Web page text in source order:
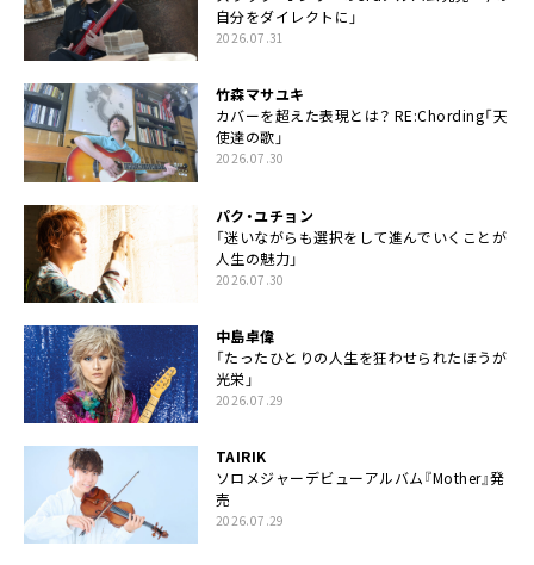
自分をダイレクトに」
2026.07.31
竹森マサユキ
カバーを超えた表現とは？ RE:Chording「天
使達の歌」
2026.07.30
パク・ユチョン
「迷いながらも選択をして進んでいくことが
人生の魅力」
2026.07.30
中島卓偉
「たったひとりの人生を狂わせられたほうが
光栄」
2026.07.29
TAIRIK
ソロメジャーデビューアルバム『Mother』発
売
2026.07.29